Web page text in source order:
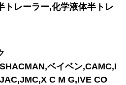
トレーラー,化学液体半トレ
ベイベン,CAMC,I
C M G,IVE CO